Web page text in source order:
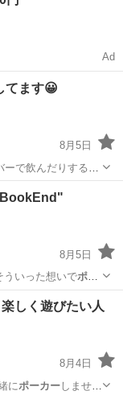
Ad
てます😀
8月5日
ーで飲んだりするの
8月5日
いった想いでポー
場を作って楽し… ー
ネットでポーカーは
しく遊びたい人
8月4日
にポーカーしません